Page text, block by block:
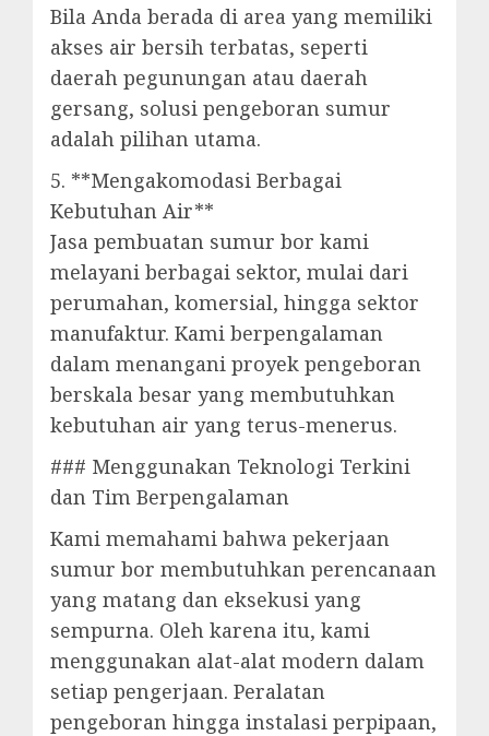
Bila Anda berada di area yang memiliki
akses air bersih terbatas, seperti
daerah pegunungan atau daerah
gersang, solusi pengeboran sumur
adalah pilihan utama.
5. **Mengakomodasi Berbagai
Kebutuhan Air**
Jasa pembuatan sumur bor kami
melayani berbagai sektor, mulai dari
perumahan, komersial, hingga sektor
manufaktur. Kami berpengalaman
dalam menangani proyek pengeboran
berskala besar yang membutuhkan
kebutuhan air yang terus-menerus.
### Menggunakan Teknologi Terkini
dan Tim Berpengalaman
Kami memahami bahwa pekerjaan
sumur bor membutuhkan perencanaan
yang matang dan eksekusi yang
sempurna. Oleh karena itu, kami
menggunakan alat-alat modern dalam
setiap pengerjaan. Peralatan
pengeboran hingga instalasi perpipaan,